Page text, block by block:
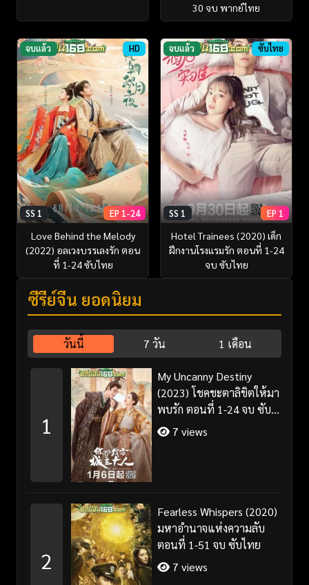
30 จบ พากย์ไทย
จบแล้ว HD
SS 1 EP 1-24
Love Behind the Melody
(2022) อลเวงบรรเลงรัก ตอน
ที่ 1-24 ซับไทย
จบแล้ว ซับไทย
SS 1 EP 1
Hotel Trainees (2020) เด็ก
ฝึกงานโรงแรมรัก ตอนที่ 1-24
จบ ซับไทย
ซีรี่ย์จีน ยอดนิยม
วันนี้ 7 วัน 1 เดือน
1
My Uncanny Destiny
(2023) โชคชะตาลิขิตให้มา
พบรัก ตอนที่ 1-24 จบ ซับ
ไทย/พากย์ไทย
7 views
2
Fearless Whispers (2020)
มหาอำนาจแห่งความลับ
ตอนที่ 1-51 จบ ซับไทย
7 views